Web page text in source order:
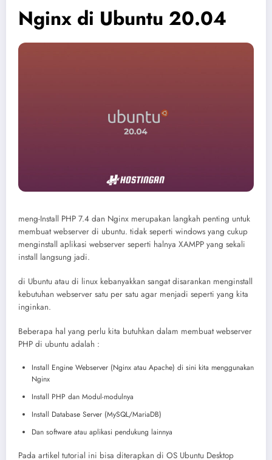
Nginx di Ubuntu 20.04
meng-Install PHP 7.4 dan Nginx merupakan langkah penting untuk
membuat webserver di ubuntu. tidak seperti windows yang cukup
menginstall aplikasi webserver seperti halnya XAMPP yang sekali
install langsung jadi.
di Ubuntu atau di linux kebanyakkan sangat disarankan menginstall
kebutuhan webserver satu per satu agar menjadi seperti yang kita
inginkan.
Beberapa hal yang perlu kita butuhkan dalam membuat webserver
PHP di ubuntu adalah :
Install Engine Webserver (Nginx atau Apache) di sini kita menggunakan
Nginx
Install PHP dan Modul-modulnya
Install Database Server (MySQL/MariaDB)
Dan software atau aplikasi pendukung lainnya
Pada artikel tutorial ini bisa diterapkan di OS Ubuntu Desktop